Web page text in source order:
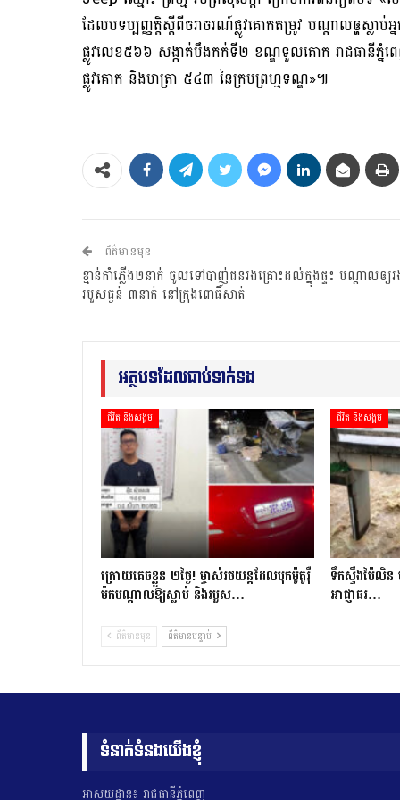
ដែលបទប្បញ្ញត្តិស្តីពីចរាចរណ៍ផ្លូវគោកតម្រូវ បណ្តាលឲ្ហស្ល
ផ្លូវលេខ៥៦៦ សង្កាត់បឹងកក់ទី២ ខណ្ឌទួលគោក រាជធានីភ្នំព
ផ្លូវគោក និងមាត្រា ៥៤៣ នៃក្រមព្រហ្មទណ្ឌ»៕
ព័ត៌មានមុន
ខ្មាន់កាំភ្លើង២នាក់ ចូលទៅបាញ់ជនរងគ្រោះដល់ក្នុងផ្ទះ បណ្តាលឲ្យរ
របួសធ្ងន់ ៣នាក់ នៅក្រុងពោធិ៍សាត់
អត្ថបទដែលជាប់ទាក់ទង
ជីវិត និងសង្គម
ក្រោយ​គេចខ្លួន ២​ថ្ងៃ​! ម្ចាស់​រថយន្ត​ដែល​បុក​ម៉ូតូ​រ៉ឺ​
ម៉ក​បណ្តាល​ឱ្យ​ស្លាប់ និង​របួស…
ជីវិត និងសង្គម
ទឹកស្ទឹងប៉ៃលិន
អាជ្ញាធរ…
ព័ត៌មានមុន ព័ត៌មានបន្ទាប់
ទំនាក់ទំនងយើងខ្ញុំ
អាសយដ្ឋាន៖ រាជធានីភ្នំពេញ